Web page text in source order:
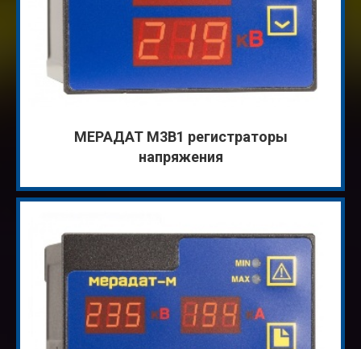
МЕРАДАТ М3В1 регистраторы
напряжения